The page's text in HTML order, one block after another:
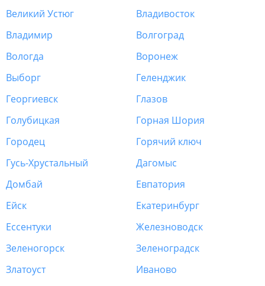
Великий Устюг
Владивосток
Владимир
Волгоград
Вологда
Воронеж
Выборг
Геленджик
Георгиевск
Глазов
Голубицкая
Горная Шория
Городец
Горячий ключ
Гусь-Хрустальный
Дагомыс
Домбай
Евпатория
Ейск
Екатеринбург
Ессентуки
Железноводск
Зеленогорск
Зеленоградск
Златоуст
Иваново